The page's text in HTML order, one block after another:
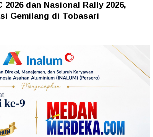
2026 dan Nasional Rally 2026,
Gemilang di Tobasari